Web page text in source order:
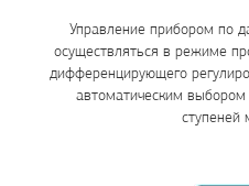
Управление прибором по
осуществляться в режиме
дифференцирующего
автоматическим выбором
ступеней